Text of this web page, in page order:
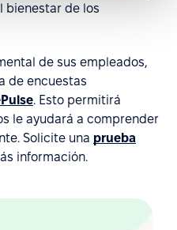
bienestar de los
de sus empleados,
de encuestas
. Esto permitirá
le ayudará a comprender
Solicite una prueba
información.